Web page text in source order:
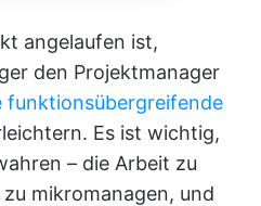
angelaufen ist,
den Projektmanager
funktionsübergreifende
Es ist wichtig,
– die Arbeit zu
mikromanagen, und